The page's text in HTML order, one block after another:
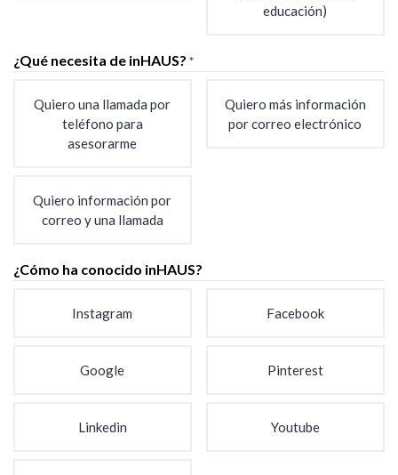
educación)
¿Qué necesita de inHAUS? *
Quiero una llamada por
teléfono para
asesorarme
Quiero más información
por correo electrónico
Quiero información por
correo y una llamada
¿Cómo ha conocido inHAUS?
Instagram Facebook
Google Pinterest
Linkedin Youtube